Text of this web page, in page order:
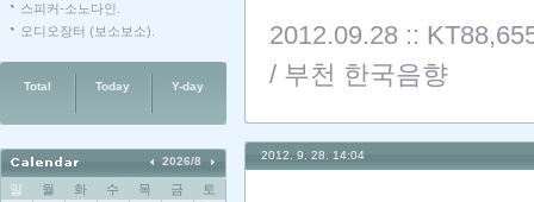
스피커-소노다인.
오디오장터 (보소보소).
Total Today Y-day
2026/8
일 월 화 수 목 금 토
2012.09.28 ::
/ 부천 한국음향
2012. 9. 28. 14:04